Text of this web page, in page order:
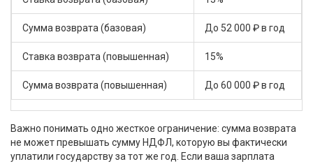
Сумма возврата (базовая) До 52 000 ₽ в год
Ставка возврата (повышенная) 15%
Сумма возврата (повышенная) До 60 000 ₽ в год
Важно понимать одно жесткое ограничение: сумма возврата
не может превышать сумму НДФЛ, которую вы фактически
уплатили государству за тот же год. Если ваша зарплата